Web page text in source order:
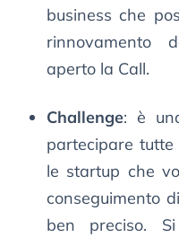
business che
rinnovamento
aperto la Call.
Challenge: è
partecipare tutte
le startup che
conseguimento
ben preciso.